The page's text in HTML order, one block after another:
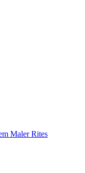
Maler Rites